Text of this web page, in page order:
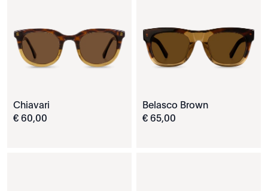
Chiavari
€ 60,00
Belasco Brown
€ 65,00